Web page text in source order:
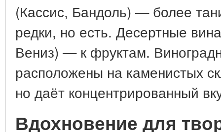
(Кассис, Бандоль) — более
редки, но есть. Десертные
Вениз) — к фруктам.
расположены на каменистых
но даёт концентрированный
Вдохновение для